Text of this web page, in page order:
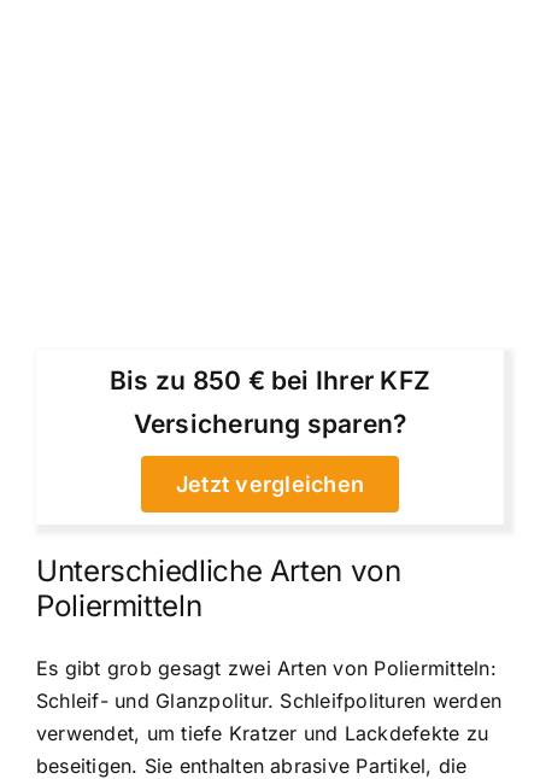
Bis zu 850 € bei Ihrer KFZ
Versicherung sparen?
Jetzt vergleichen
Unterschiedliche Arten von
Poliermitteln
Es gibt grob gesagt zwei Arten von Poliermitteln:
Schleif- und Glanzpolitur. Schleifpolituren werden
verwendet, um tiefe Kratzer und Lackdefekte zu
beseitigen. Sie enthalten abrasive Partikel, die